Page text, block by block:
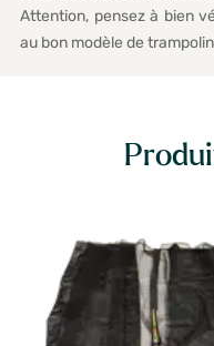
Attention, pensez à bien
au bon modèle de